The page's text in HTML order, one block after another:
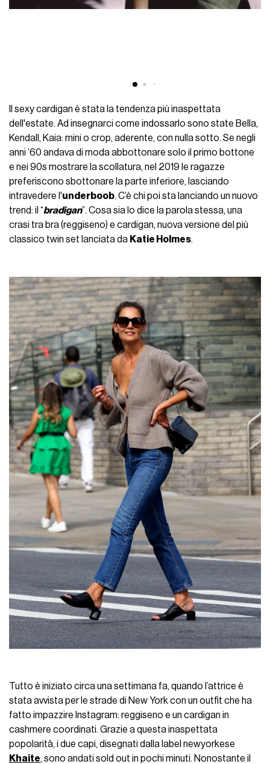
Il sexy cardigan è stata la tendenza più inaspettata
dell'estate. Ad insegnarci come indossarlo sono state Bella,
Kendall, Kaia: mini o crop, aderente, con nulla sotto. Se negli
anni ’60 andava di moda abbottonare solo il primo bottone
e nei 90s mostrare la scollatura, nel 2019 le ragazze
preferiscono sbottonare la parte inferiore, lasciando
intravedere l'underboob. C’è chi poi sta lanciando un nuovo
trend: il “bradigan”. Cosa sia lo dice la parola stessa, una
crasi tra bra (reggiseno) e cardigan, nuova versione del più
classico twin set lanciata da Katie Holmes.
Tutto è iniziato circa una settimana fa, quando l’attrice è
stata avvista per le strade di New York con un outfit che ha
fatto impazzire Instagram: reggiseno e un cardigan in
cashmere coordinati. Grazie a questa inaspettata
popolarità, i due capi, disegnati dalla label newyorkese
Khaite, sono andati sold out in pochi minuti. Nonostante il